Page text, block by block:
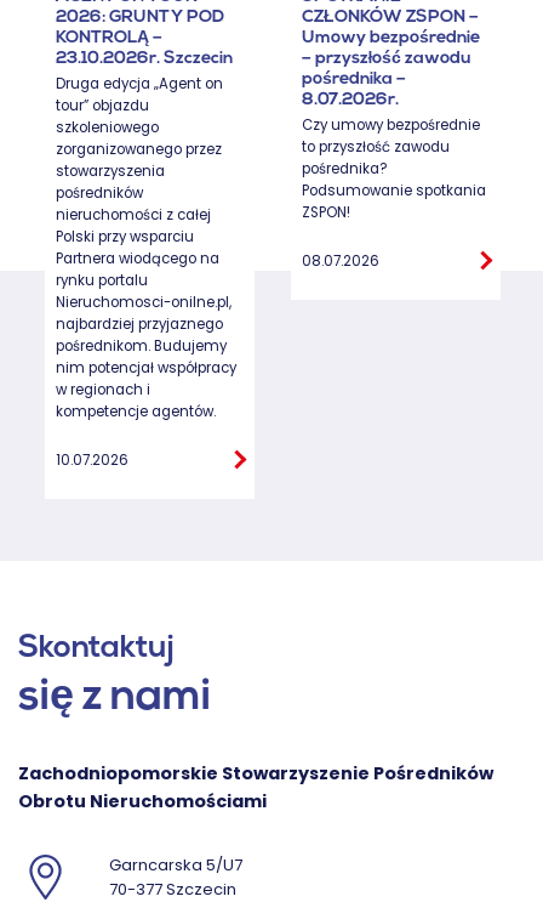
2026: GRUNTY POD
KONTROLĄ –
23.10.2026r. Szczecin
Druga edycja „Agent on
tour” objazdu
szkoleniowego
zorganizowanego przez
stowarzyszenia
pośredników
nieruchomości z całej
Polski przy wsparciu
Partnera wiodącego na
rynku portalu
Nieruchomosci-onilne.pl,
najbardziej przyjaznego
pośrednikom. Budujemy
nim potencjał współpracy
w regionach i
kompetencje agentów.
10.07.2026
CZŁONKÓW ZSPON –
Umowy bezpośrednie
– przyszłość zawodu
pośrednika –
8.07.2026r.
Czy umowy bezpośrednie
to przyszłość zawodu
pośrednika?
Podsumowanie spotkania
ZSPON!
08.07.2026
Skontaktuj
się z nami
Zachodniopomorskie Stowarzyszenie Pośredników
Obrotu Nieruchomościami
Garncarska 5/U7
70-377 Szczecin